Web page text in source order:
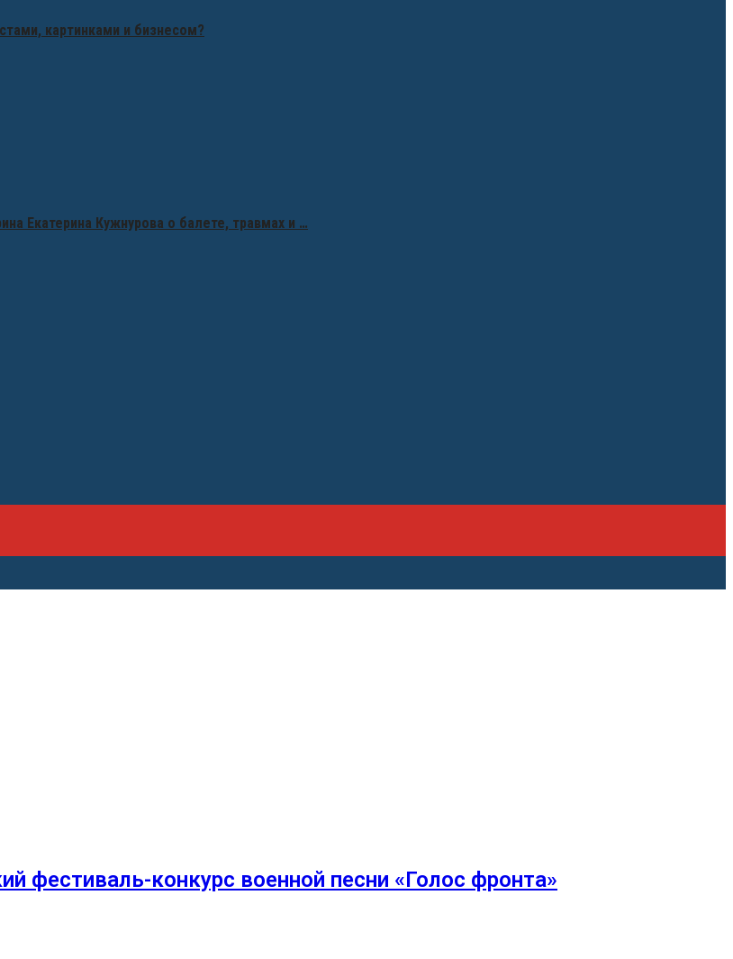
картинками и бизнесом?
Екатерина Кужнурова о балете, травмах и …
фестиваль-конкурс военной песни «Голос фронта»